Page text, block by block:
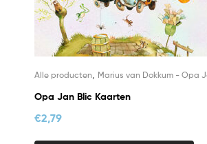
Alle producten Marius van Dokkum - Opa
Opa Jan Blic Kaarten
€2,79